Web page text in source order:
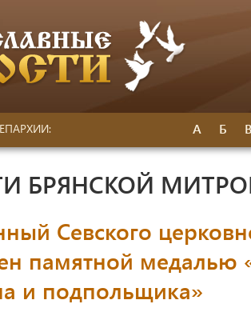
А Б
БРЯНСКОЙ
Севского
памятной медалью
и подпольщика»